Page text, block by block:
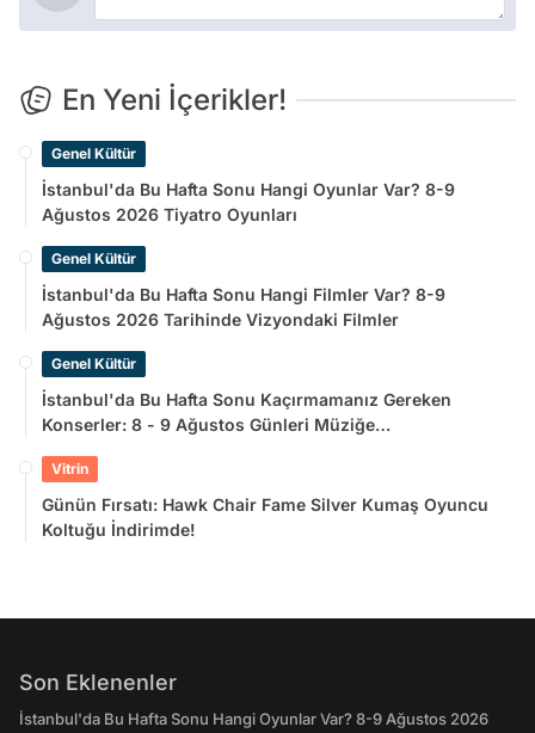
En Yeni İçerikler!
Genel Kültür
İstanbul'da Bu Hafta Sonu Hangi Oyunlar Var? 8-9
Ağustos 2026 Tiyatro Oyunları
Genel Kültür
İstanbul'da Bu Hafta Sonu Hangi Filmler Var? 8-9
Ağustos 2026 Tarihinde Vizyondaki Filmler
Genel Kültür
İstanbul'da Bu Hafta Sonu Kaçırmamanız Gereken
Konserler: 8 - 9 Ağustos Günleri Müziğe
Vitrin
Günün Fırsatı: Hawk Chair Fame Silver Kumaş Oyuncu
Koltuğu İndirimde!
Son Eklenenler
İstanbul'da Bu Hafta Sonu Hangi Oyunlar Var? 8-9 Ağustos 2026